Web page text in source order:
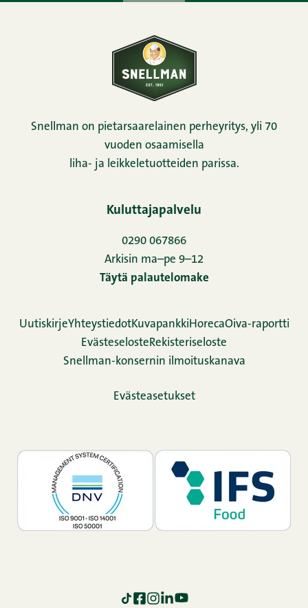
Snellman on pietarsaarelainen perheyritys, yli 70
vuoden osaamisella
liha- ja leikkeletuotteiden parissa.
Kuluttajapalvelu
0290 067866
Arkisin ma–pe 9–12
Täytä palautelomake
UutiskirjeYhteystiedotKuvapankki HorecaOiva-raportti
Evästeseloste Rekisteriseloste
Snellman-konsernin ilmoituskanava
Evästeasetukset
TikTok
Facebook
Instagram
LinkedIn
YouTube